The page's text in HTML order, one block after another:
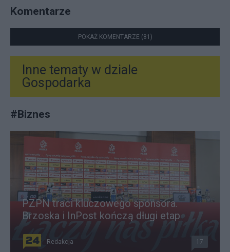
Komentarze
POKAŻ KOMENTARZE (81)
Inne tematy w dziale
Gospodarka
#Biznes
PZPN traci kluczowego sponsora.
Brzoska i InPost kończą długi etap
Redakcja 17